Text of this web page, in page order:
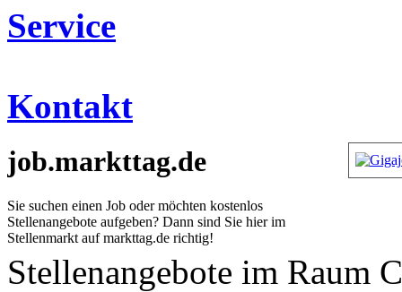
Service
Kontakt
job.markttag.de
Sie suchen einen Job oder möchten kostenlos
Stellenangebote aufgeben? Dann sind Sie hier im
Stellenmarkt auf markttag.de richtig!
[Startseite ] [Anzeigen] [Themen ] [Links
Stellenangebote im Raum